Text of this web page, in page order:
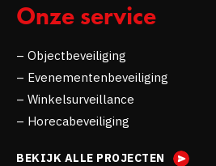
Onze service
– Objectbeveiliging
– Evenementenbeveiliging
– Winkelsurveillance
– Horecabeveiliging
BEKIJK ALLE PROJECTEN